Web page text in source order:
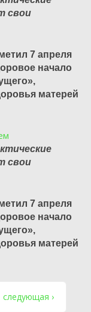
свои
7 апреля
начало
матерей
свои
7 апреля
начало
матерей
следующая ›